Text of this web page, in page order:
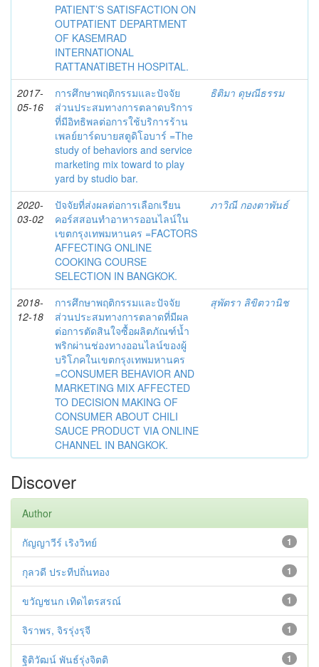
PATIENT’S SATISFACTION ON
OUTPATIENT DEPARTMENT
OF KASEMRAD
INTERNATIONAL
RATTANATIBETH HOSPITAL.
2017-
05-16
การศึกษาพฤติกรรมและปัจจัย
ส่วนประสมทางการตลาดบริการ
ที่มีอิทธิพลต่อการใช้บริการร้าน
เพลย์ยาร์ดบายสตูดิโอบาร์ =The
study of behaviors and service
marketing mix toward to play
yard by studio bar.
ธิติมา ดุษณีธรรม
2020-
03-02
ปัจจัยที่ส่งผลต่อการเลือกเรียน
คอร์สสอนทำอาหารออนไลน์ใน
เขตกรุงเทพมหานคร =FACTORS
AFFECTING ONLINE
COOKING COURSE
SELECTION IN BANGKOK.
ภาวิณี กองตาพันธ์
2018-
12-18
การศึกษาพฤติกรรมและปัจจัย
ส่วนประสมทางการตลาดที่มีผล
ต่อการตัดสินใจซื้อผลิตภัณฑ์น้ำ
พริกผ่านช่องทางออนไลน์ของผู้
บริโภคในเขตกรุงเทพมหานคร
=CONSUMER BEHAVIOR AND
MARKETING MIX AFFECTED
TO DECISION MAKING OF
CONSUMER ABOUT CHILI
SAUCE PRODUCT VIA ONLINE
CHANNEL IN BANGKOK.
สุพัตรา ลิขิตวานิช
Discover
Author
1
กัญญาวีร์ เริงวิทย์
1
กุลวดี ประทีปถิ่นทอง
1
ขวัญชนก เทิดไตรสรณ์
1
จิราพร, จิรรุ่งรุจี
1
ฐิติวัฒน์ พันธ์รุ่งจิตติ